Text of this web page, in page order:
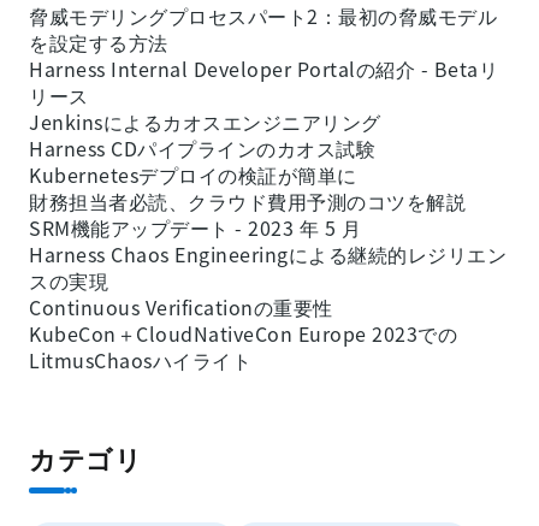
脅威モデリングプロセスパート2：最初の脅威モデル
を設定する方法
Harness Internal Developer Portalの紹介 - Betaリ
リース
Jenkinsによるカオスエンジニアリング
Harness CDパイプラインのカオス試験
Kubernetesデプロイの検証が簡単に
財務担当者必読、クラウド費用予測のコツを解説
SRM機能アップデート - 2023 年 5 月
Harness Chaos Engineeringによる継続的レジリエン
スの実現
Continuous Verificationの重要性
KubeCon＋CloudNativeCon Europe 2023での
LitmusChaosハイライト
カテゴリ